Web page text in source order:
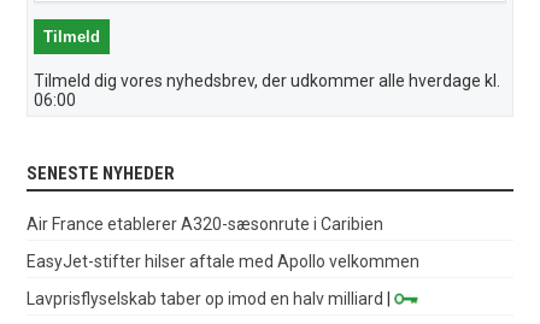
Tilmeld dig vores nyhedsbrev, der udkommer alle hverdage kl.
06:00
SENESTE NYHEDER
Air France etablerer A320-sæsonrute i Caribien
EasyJet-stifter hilser aftale med Apollo velkommen
Lavprisflyselskab taber op imod en halv milliard
|